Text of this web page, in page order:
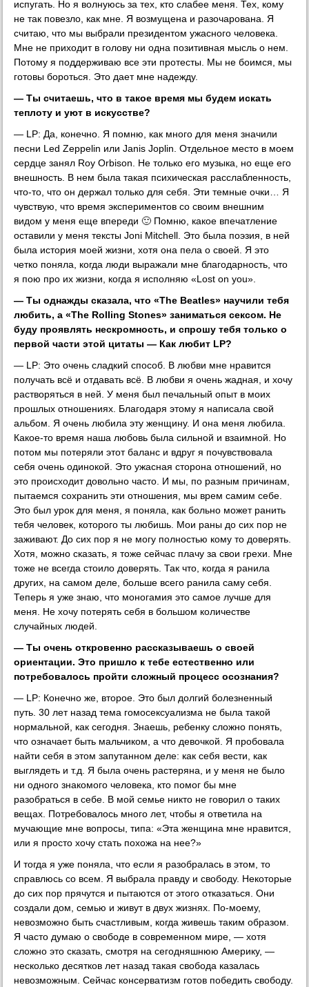
испугать. Но я волнуюсь за тех, кто слабее меня. Тех, кому
не так повезло, как мне. Я возмущена и разочарована. Я
считаю, что мы выбрали президентом ужасного человека.
Мне не приходит в голову ни одна позитивная мысль о нем.
Потому я поддерживаю все эти протесты. Мы не боимся, мы
готовы бороться. Это дает мне надежду.
— Ты считаешь, что в такое время мы будем искать
теплоту и уют в искусстве?
— LP: Да, конечно. Я помню, как много для меня значили
песни Led Zeppelin или Janis Joplin. Отдельное место в моем
сердце занял Roy Orbison. Не только его музыка, но еще его
внешность. В нем была такая психическая расслабленность,
что-то, что он держал только для себя. Эти темные очки… Я
чувствую, что время экспериментов со своим внешним
видом у меня еще впереди 🙂 Помню, какое впечатление
оставили у меня тексты Joni Mitchell. Это была поэзия, в ней
была история моей жизни, хотя она пела о своей. Я это
четко поняла, когда люди выражали мне благодарность, что
я пою про их жизни, когда я исполняю «Lost on you».
— Ты однажды сказала, что «The Beatles» научили тебя
любить, а «The Rolling Stones» заниматься сексом. Не
буду проявлять нескромность, и спрошу тебя только о
первой части этой цитаты — Как любит LP?
— LP: Это очень сладкий способ. В любви мне нравится
получать всё и отдавать всё. В любви я очень жадная, и хочу
растворяться в ней. У меня был печальный опыт в моих
прошлых отношениях. Благодаря этому я написала свой
альбом. Я очень любила эту женщину. И она меня любила.
Какое-то время наша любовь была сильной и взаимной. Но
потом мы потеряли этот баланс и вдруг я почувствовала
себя очень одинокой. Это ужасная сторона отношений, но
это происходит довольно часто. И мы, по разным причинам,
пытаемся сохранить эти отношения, мы врем самим себе.
Это был урок для меня, я поняла, как больно может ранить
тебя человек, которого ты любишь. Мои раны до сих пор не
заживают. До сих пор я не могу полностью кому то доверять.
Хотя, можно сказать, я тоже сейчас плачу за свои грехи. Мне
тоже не всегда стоило доверять. Так что, когда я ранила
других, на самом деле, больше всего ранила саму себя.
Теперь я уже знаю, что моногамия это самое лучше для
меня. Не хочу потерять себя в большом количестве
случайных людей.
— Ты очень откровенно рассказываешь о своей
ориентации. Это пришло к тебе естественно или
потребовалось пройти сложный процесс осознания?
— LP: Конечно же, второе. Это был долгий болезненный
путь. 30 лет назад тема гомосексуализма не была такой
нормальной, как сегодня. Знаешь, ребенку сложно понять,
что означает быть мальчиком, а что девочкой. Я пробовала
найти себя в этом запутанном деле: как себя вести, как
выглядеть и т.д. Я была очень растеряна, и у меня не было
ни одного знакомого человека, кто помог бы мне
разобраться в себе. В мой семье никто не говорил о таких
вещах. Потребовалось много лет, чтобы я ответила на
мучающие мне вопросы, типа: «Эта женщина мне нравится,
или я просто хочу стать похожа на нее?»
И тогда я уже поняла, что если я разобралась в этом, то
справлюсь со всем. Я выбрала правду и свободу. Некоторые
до сих пор прячутся и пытаются от этого отказаться. Они
создали дом, семью и живут в двух жизнях. По-моему,
невозможно быть счастливым, когда живешь таким образом.
Я часто думаю о свободе в современном мире, — хотя
сложно это сказать, смотря на сегодняшнюю Америку, —
несколько десятков лет назад такая свобода казалась
невозможным. Сейчас консерватизм готов победить свободу.